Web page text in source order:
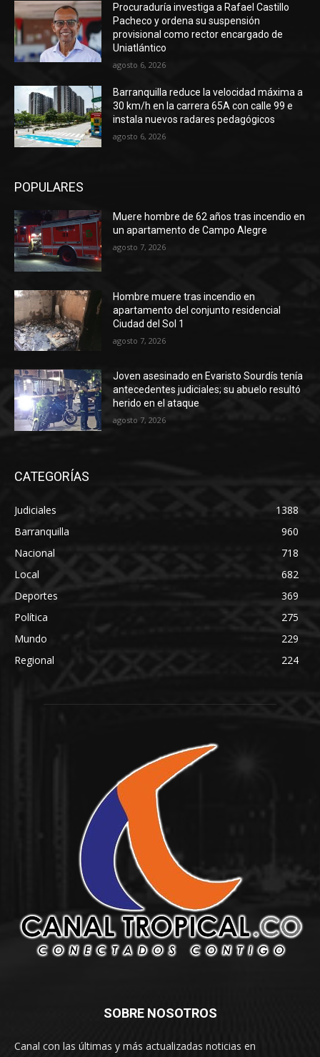
Procuraduría investiga a Rafael Castillo
Pacheco y ordena su suspensión
provisional como rector encargado de
Uniatlántico
agosto 6, 2026
Barranquilla reduce la velocidad máxima a
30 km/h en la carrera 65A con calle 99 e
instala nuevos radares pedagógicos
agosto 6, 2026
POPULARES
Muere hombre de 62 años tras incendio en
un apartamento de Campo Alegre
agosto 7, 2026
Hombre muere tras incendio en
apartamento del conjunto residencial
Ciudad del Sol 1
agosto 7, 2026
Joven asesinado en Evaristo Sourdís tenía
antecedentes judiciales; su abuelo resultó
herido en el ataque
agosto 7, 2026
CATEGORÍAS
Judiciales
1388
Barranquilla
960
Nacional
718
Local
682
Deportes
369
Política
275
Mundo
229
Regional
224
SOBRE NOSOTROS
Canal con las últimas y más actualizadas noticias en